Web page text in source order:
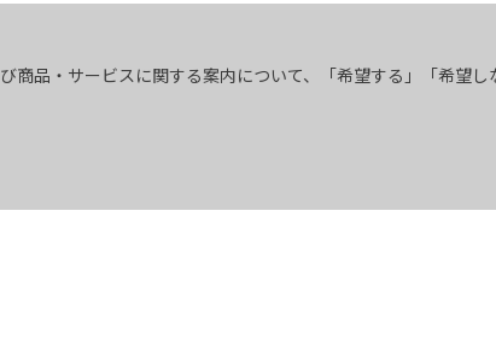
します。推奨以外の環境によって発生した情報の不備や
、あらかじめご了承ください。
削除させていただく場合がございます。
たって」を参照ください。
商品・サービスに関する案内について、「希望する」「希望